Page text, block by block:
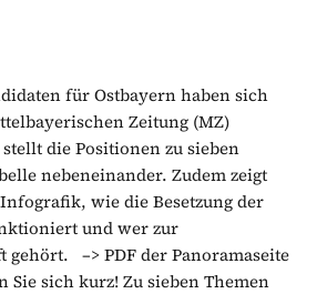
für Ostbayern haben sich
Zeitung (MZ)
die Positionen zu sieben
nebeneinander. Zudem zeigt
wie die Besetzung der
und wer zur
gehört. –> PDF der Panoramaseite
Sie sich kurz! Zu sieben Themen